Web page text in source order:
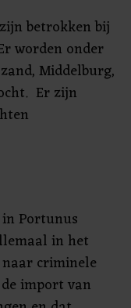
betrokken bij
worden onder
Middelburg,
Er zijn
Portunus
in het
criminele
import van